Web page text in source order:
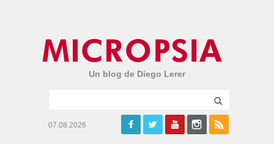
Un blog de Diego Lerer
07.08.2026